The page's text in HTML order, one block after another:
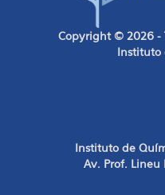
Copyright © 2026 -
Instituto
Instituto de
Av. Prof. Lineu